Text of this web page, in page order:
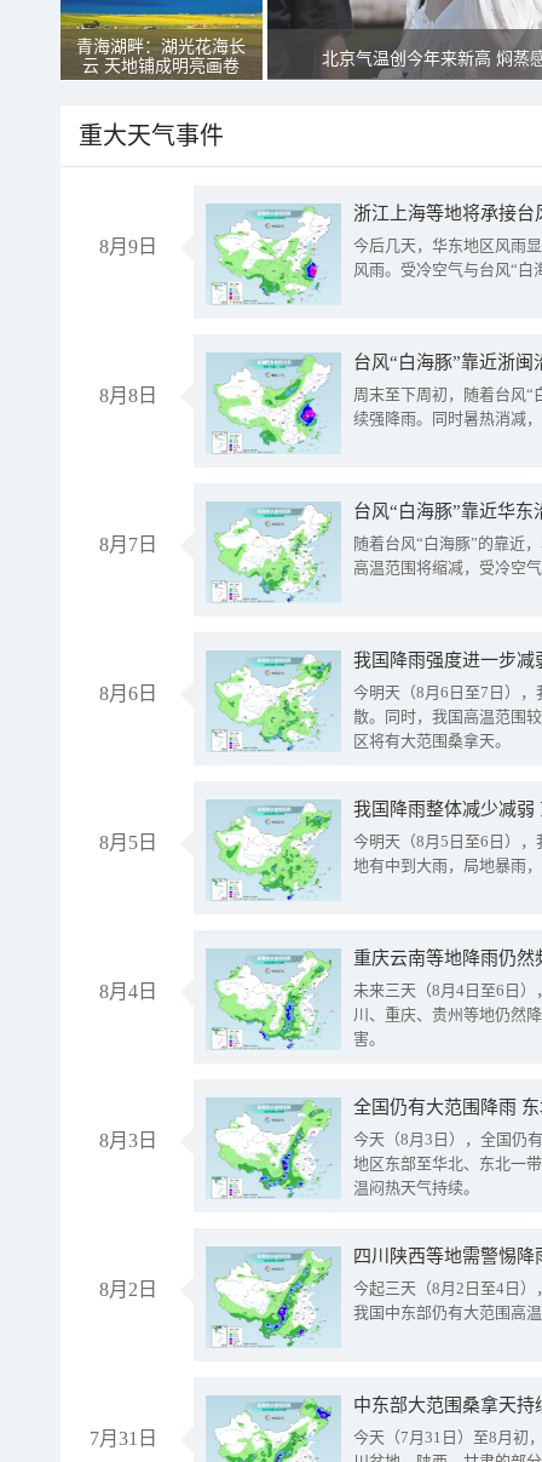
青海湖畔：湖光花海长
云 天地铺成明亮画卷
北京气温创今年来新高 焖蒸
重大天气事件
8月9日
浙江上海等地将承接台
今后几天，华东地区风雨
风雨。受冷空气与台风“白
8月8日
台风“白海豚”靠近浙
周末至下周初，随着台风“
续强降雨。同时暑热消减
8月7日
台风“白海豚”靠近华
随着台风“白海豚”的靠近
高温范围将缩减，受冷空
8月6日
今明天（8月6日至7日）
散。同时，我国高温范围
区将有大范围桑拿天。
8月5日
我国降雨整体减少减弱
今明天（8月5日至6日）
地有中到大雨，局地暴雨
8月4日
重庆云南等地降雨仍然
未来三天（8月4日至6日
川、重庆、贵州等地仍然
害。
8月3日
全国仍有大范围降雨
今天（8月3日），全国仍
地区东部至华北、东北一
温闷热天气持续。
8月2日
今起三天（8月2日至4日
我国中东部仍有大范围高
7月31日
中东部大范围桑拿天
今天（7月31日）至8月初